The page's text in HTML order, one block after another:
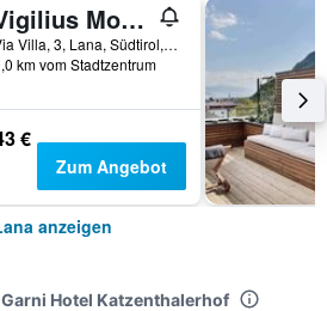
Vigilius Mountain Resort, a Member of Design Hotels
Via Villa, 3, Lana, Südtirol, Italien
km vom Stadtzentrum
€
Zum Angebot
anzeigen
Hotel Katzenthalerhof